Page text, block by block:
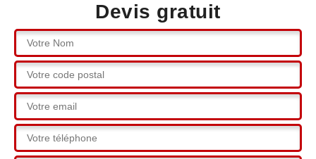
Devis gratuit